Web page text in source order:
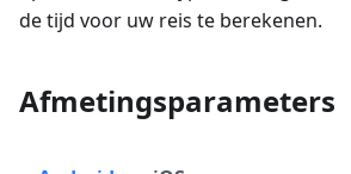
de tijd voor uw reis te berekenen.
Afmetingsparameters